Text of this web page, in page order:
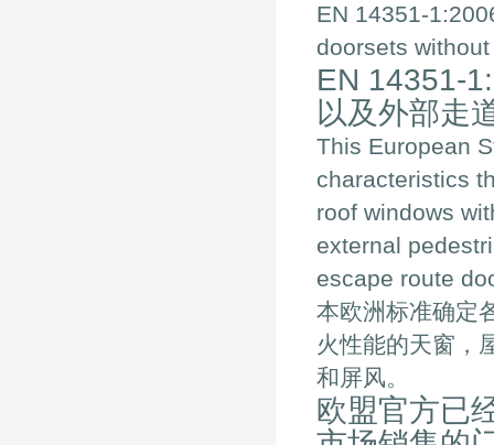
EN 14351-
doorsets
EN 14351-
以及外部走
This European
characteristics
roof windows
external
escape route
本欧洲标准确定
火性能的天窗，
和屏风。
欧盟官方已